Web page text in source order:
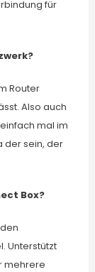
für
Router
Also auch
mal im
der sein, der
Box?
Unterstützt
mehrere